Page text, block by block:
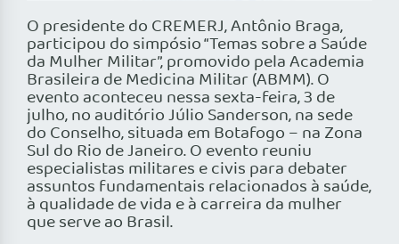
O presidente do CREMERJ, Antônio Braga,
participou do simpósio “Temas sobre a Saúde
da Mulher Militar”, promovido pela Academia
Brasileira de Medicina Militar (ABMM). O
evento aconteceu nessa sexta-feira, 3 de
julho, no auditório Júlio Sanderson, na sede
do Conselho, situada em Botafogo – na Zona
Sul do Rio de Janeiro. O evento reuniu
especialistas militares e civis para debater
assuntos fundamentais relacionados à saúde,
à qualidade de vida e à carreira da mulher
que serve ao Brasil.